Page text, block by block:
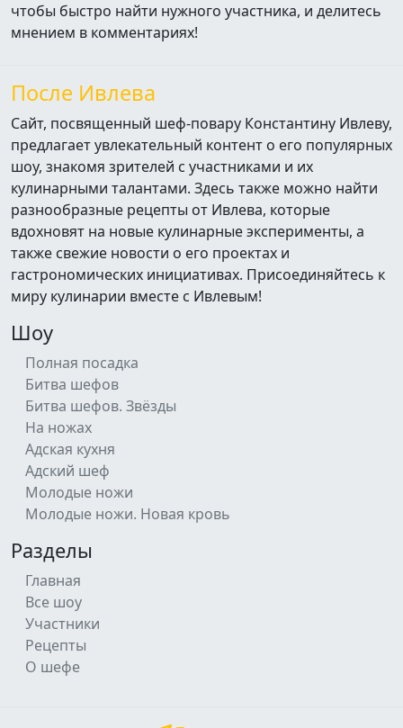
чтобы быстро найти нужного участника, и делитесь
мнением в комментариях!
После Ивлева
Сайт, посвященный шеф-повару Константину Ивлеву,
предлагает увлекательный контент о его популярных
шоу, знакомя зрителей с участниками и их
кулинарными талантами. Здесь также можно найти
разнообразные рецепты от Ивлева, которые
вдохновят на новые кулинарные эксперименты, а
также свежие новости о его проектах и
гастрономических инициативах. Присоединяйтесь к
миру кулинарии вместе с Ивлевым!
Шоу
Полная посадка
Битва шефов
Битва шефов. Звёзды
На ножах
Адская кухня
Адский шеф
Молодые ножи
Молодые ножи. Новая кровь
Разделы
Главная
Все шоу
Участники
Рецепты
О шефе